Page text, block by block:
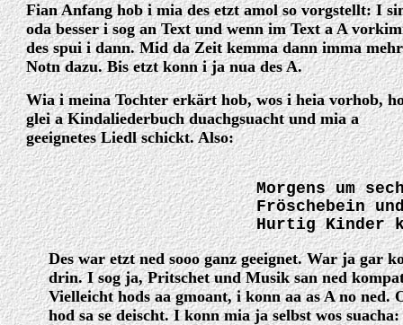
Fian Anfang hob i mia des etzt amol so vorgstellt: I
oda besser i sog an Text und wenn im Text a A
des spui i dann. Mid da Zeit kemma dann imma mehr
Notn dazu. Bis etzt konn i ja nua des A.
Wia i meina Tochter erkärt hob, wos i heia vorhob,
glei a Kindaliederbuch duachgsuacht und mia a
geeignetes Liedl schickt. Also:
Morgens um
Fröschebein
Hurtig Kinder
Des war etzt ned sooo ganz geeignet. War ja gar
drin. I sog ja, Pritschet und Musik san ned
Vielleicht hods aa gmoant, i konn aa as A no ned.
hod sa se deischt. I konn mia ja selbst wos suacha: